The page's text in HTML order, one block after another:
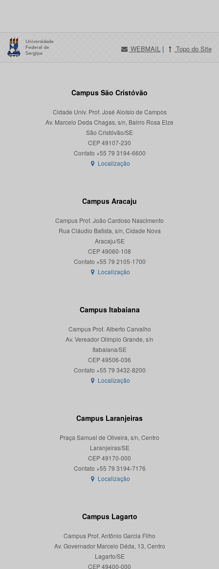
WEBMAIL | Topo do Site
Campus São Cristóvão
Cidade Univ. Prof. José Aloísio de Campos
Av. Marcelo Deda Chagas, s/n, Bairro Rosa Elze
São Cristóvão/SE
CEP 49107-230
Localização
Campus Aracaju
Campus Prof. João Cardoso Nascimento
Rua Cláudio Batista, s/n, Cidade Nova
Aracaju/SE
CEP 49060-108
Localização
Campus Itabaiana
Campus Prof. Alberto Carvalho
Av. Vereador Olímpio Grande, s/n
Itabaiana/SE
CEP 49506-036
Localização
Campus Laranjeiras
Praça Samuel de Oliveira, s/n, Centro
Laranjeiras/SE
CEP 49170-000
Localização
Campus Lagarto
Campus Prof. Antônio Garcia Filho
Av. Governador Marcelo Déda, 13, Centro
Lagarto/SE
CEP 49400-000